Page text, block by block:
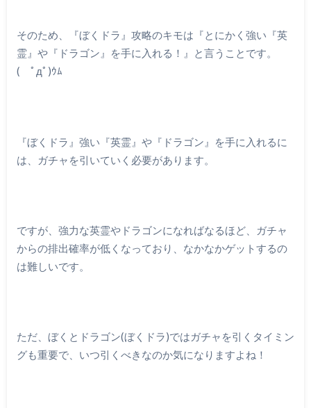
そのため、『ぼくドラ』攻略のキモは『とにかく強い『英
霊』や『ドラゴン』を手に入れる！』と言うことです。
( ﾟдﾟ)ｳﾑ
『ぼくドラ』強い『英霊』や『ドラゴン』を手に入れるに
は、ガチャを引いていく必要があります。
ですが、強力な英霊やドラゴンになればなるほど、ガチャ
からの排出確率が低くなっており、なかなかゲットするの
は難しいです。
ただ、ぼくとドラゴン(ぼくドラ)ではガチャを引くタイミン
グも重要で、いつ引くべきなのか気になりますよね！